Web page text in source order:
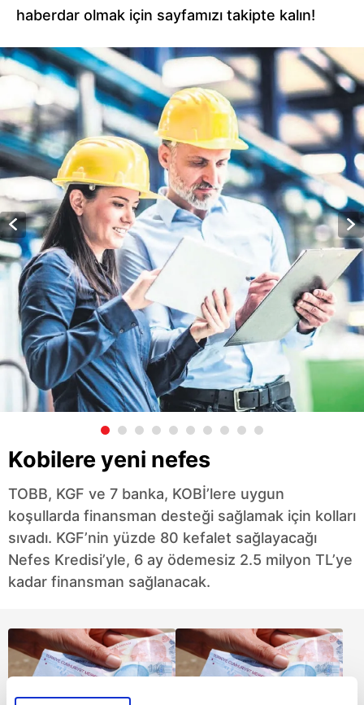
haberdar olmak için sayfamızı takipte kalın!
Kobilere yeni nefes
TOBB, KGF ve 7 banka, KOBİ’lere uygun
koşullarda finansman desteği sağlamak için kolları
sıvadı. KGF’nin yüzde 80 kefalet sağlayacağı
Nefes Kredisi’yle, 6 ay ödemesiz 2.5 milyon TL’ye
kadar finansman sağlanacak.